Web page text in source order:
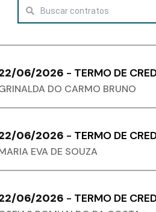
06/2026 - TERMO DE
DO CARMO BRUNO
06/2026 - TERMO DE
EVA DE SOUZA
06/2026 - TERMO DE